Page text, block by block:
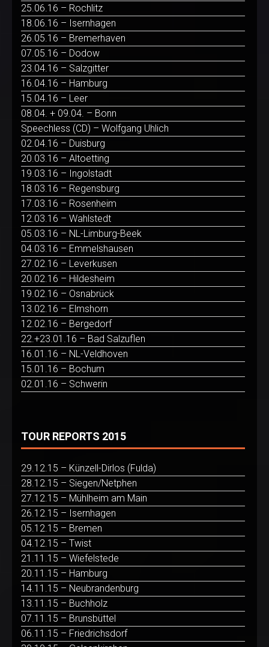
25.06.16 – Rochlitz
18.06.16 – Isernhagen
26.05.16 – Bremerhaven
07.05.16 – Dodow
23.04.16 – Salzgitter
16.04.16 – Hamburg
15.04.16 – Leer
08.04. + 09.04. – Bonn
Speechless (CD) – Wolfgang Uhlich
02.04.16 – Duisburg
20.03.16 – Altoetting
19.03.16 – Ingolstadt
18.03.16 – Regensburg
17.03.16 – Rosenheim
12.03.16 – Wahlstedt
05.03.16 – NL-Limburg-Beek
04.03.16 – Emmelshausen
27.02.16 – Leverkusen
20.02.16 – Hildesheim
19.02.16 – Osnabrück
13.02.16 – Elmshorn
12.02.16 – Bergedorf
22.+23.01.16 – Bad Salzuflen
16.01.16 – NL-Veldhoven
15.01.16 – Bochum
02.01.16 – Schwerin
TOUR REPORTS 2015
29.12.15 – Künzell-Dirlos (Fulda)
28.12.15 – Siegen/Netphen
27.12.15 – Mühlheim am Main
26.12.15 – Isernhagen
05.12.15 – Bremen
04.12.15 – Twist
21.11.15 – Wiefelstede
20.11.15 – Hamburg
14.11.15 – Neubrandenburg
13.11.15 – Buchholz
07.11.15 – Brunsbüttel
06.11.15 – Friedrichsdorf